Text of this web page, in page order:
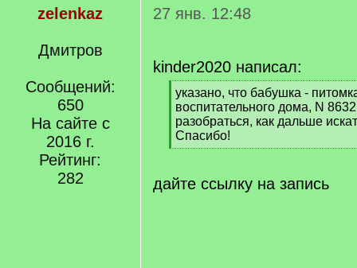
zelenkaz
Дмитров
Сообщений:
650
На сайте с
2016 г.
Рейтинг:
282
27 янв. 12:48
kinder2020 написал:
[
q
]
указано, что бабушка -
воспитательного дома, N
разобраться, как дальше
Спасибо!
[
q
]
дайте ссылку на запись